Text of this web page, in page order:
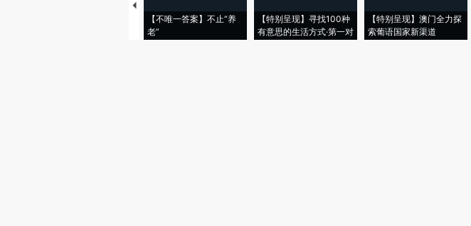
【不唯一答案】不止“养
老”
【特别呈现】寻找100种
有意思的生活方式·第一对
【特别呈现】澳门全力探
索葡语国家新渠道